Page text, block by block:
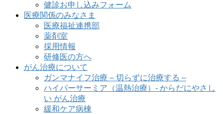
健診お申し込みフォーム
医療関係のみなさま
医療福祉連携部
薬剤室
採用情報
研修医の方へ
がん治療について
ガンマナイフ治療 – 切らずに治療する –
ハイパーサーミア（温熱治療）- からだにやさし
い がん治療
緩和ケア病棟